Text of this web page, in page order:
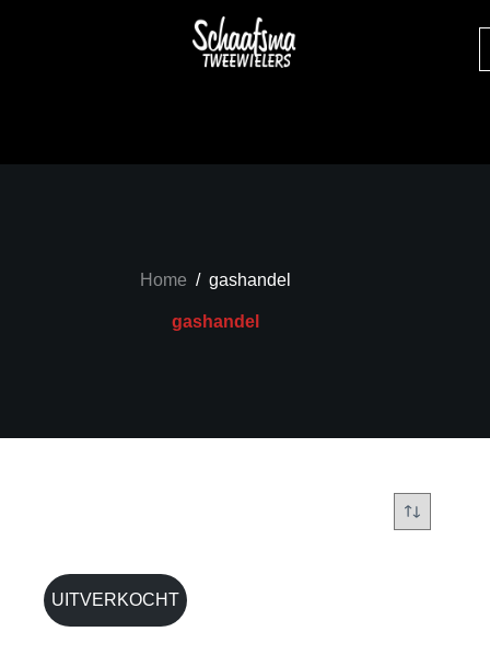
Home / gashandel
gashandel
UITVERKOCHT